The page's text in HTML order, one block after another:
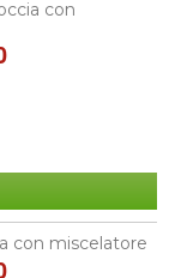
con
con miscelatore